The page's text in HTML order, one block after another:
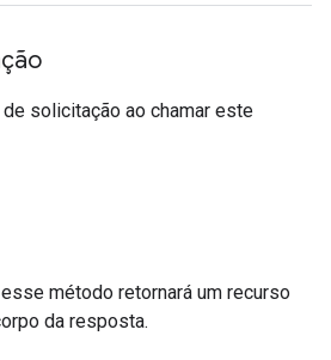
solicitação ao chamar este
método retornará um recurso
da resposta.